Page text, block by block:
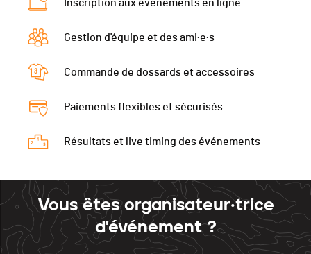
Inscription aux événements en ligne
Gestion d'équipe et des ami·e·s
Commande de dossards et accessoires
Paiements flexibles et sécurisés
Résultats et live timing des événements
Vous êtes organisateur·trice
d'événement ?